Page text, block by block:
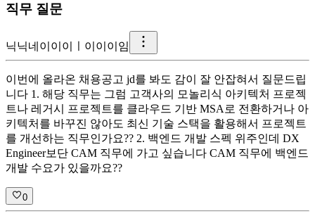
직무 질문
닉닉네이이이ㅣ이이이임
이번에 올라온 채용공고 jd를 봐도 감이 잘 안잡혀서 질문드립
니다 1. 해당 직무는 그럼 고객사의 모놀리식 아키텍처 프로젝
트나 레거시 프로젝트를 클라우드 기반 MSA로 전환하거나 아
키텍처를 바꾸진 않아도 최신 기술 스택을 활용해서 프로젝트
를 개선하는 직무인가요?? 2. 백엔드 개발 스펙 위주인데 DX
Engineer보단 CAM 직무에 가고 싶습니다 CAM 직무에 백엔드
개발 수요가 있을까요??
0